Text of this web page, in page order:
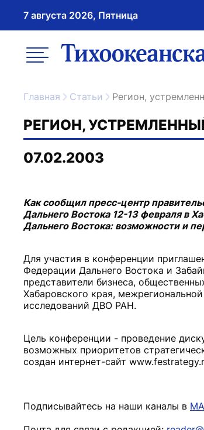
7 августа 2026, Пятница
меню
Главная Статьи Регион,
РЕГИОН,
07.02.2003
Как сообщил пресс-центр
Дальнего Востока 12-13 февраля в
Дальнего Востока: возможности и
Для участия в конференции
Федерации Дальнего Востока и
представители бизнеса,
Хабаровского края,
исследований ДВО РАН.
Цель конференции - проведение
возможных приоритетов
создан интернет-сайт
Подписывайтесь на наши каналы в